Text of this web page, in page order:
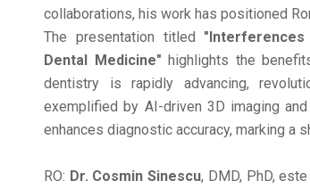
collaborations, his work has positioned
The presentation titled
Dental Medicine" highlights the
dentistry is rapidly advancing,
exemplified by AI-driven 3D imaging
enhances diagnostic accuracy, marking a
RO: Dr. Cosmin Sinescu, DMD, PhD,